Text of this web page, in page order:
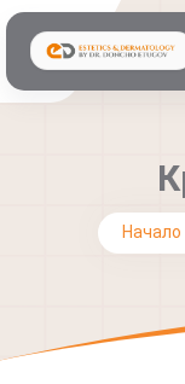
Начало